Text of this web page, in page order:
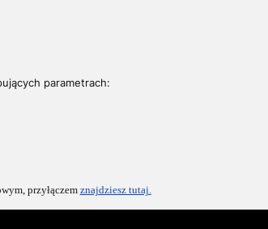
parametrach:
przyłączem znajdziesz tutaj.